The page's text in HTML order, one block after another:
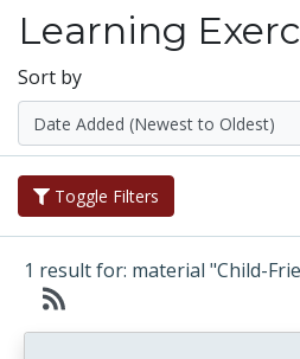
Learning
Sort by
Toggle Filters
1 result for: material "Child-